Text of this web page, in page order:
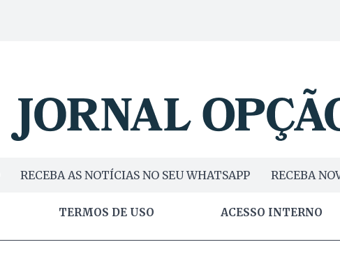
RECEBA AS NOTÍCIAS NO SEU WHATSAPP RECEBA
TERMOS DE USO ACESSO INTERNO